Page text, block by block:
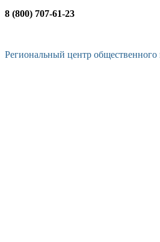
8 (800) 707-61-23
Региональный центр